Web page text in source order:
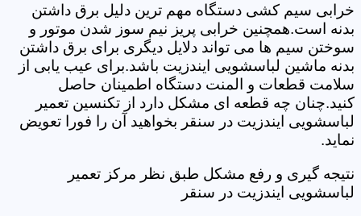
خرابی سیم کشی دستگاه مهم ترین دلیل برق داشتن
بدنه است.همچنین خرابی پریز نیم سوز شدن موتور و
سوختن سیم ها می تواند دلایل دیگری برای برق داشتن
بدنه ماشین لباسشویی ایندزیت باشد.برای عیب یابی از
سلامت قطعات و المنت دستگاه اطمینان حاصل
کنید.چنان چه قطعه ای مشکل دارد از تکنسین تعمیر
لباسشویی ایندزیت در سنقر بخواهید آن را فورا تعویض
نماید.
نتیجه گیری و رفع مشکل طبق نظر مرکز تعمیر
لباسشویی ایندزیت در سنقر